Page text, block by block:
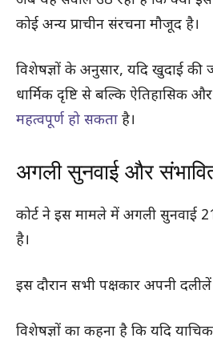
कोई अन्य प्राचीन संरचना मौजूद है।
विशेषज्ञों के अनुसार, यदि खुदाई
धार्मिक दृष्टि से बल्कि ऐतिहासिक
महत्वपूर्ण हो सकता है।
अगली सुनवाई और
कोर्ट ने इस मामले में अगली सुनवाई
है।
इस दौरान सभी पक्षकार अपनी
विशेषज्ञों का कहना है कि यदि